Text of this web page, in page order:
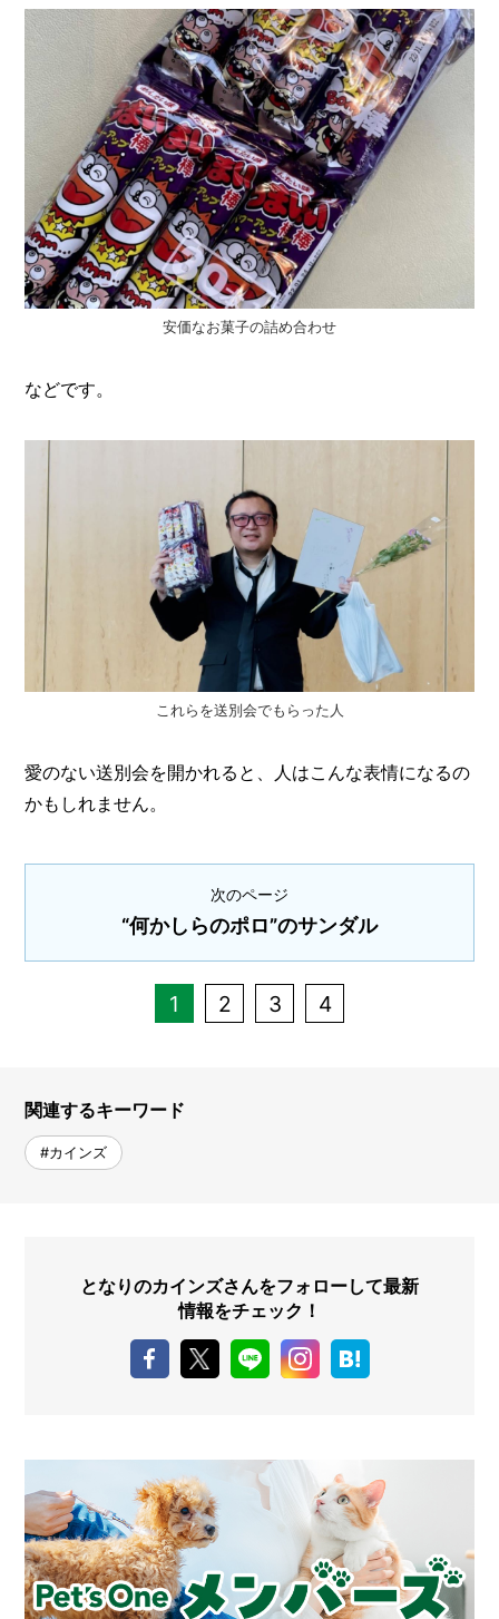
安価なお菓子の詰め合わせ
などです。
これらを送別会でもらった人
愛のない送別会を開かれると、人はこんな表情になるの
かもしれません。
次のページ
“何かしらのポロ”のサンダル
1 2 3 4
関連するキーワード
#カインズ
となりのカインズさんをフォローして最新
情報をチェック！